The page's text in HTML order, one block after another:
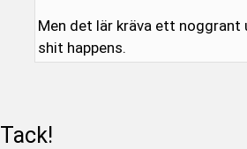
Men det lär kräva ett
shit happens.
Tack!